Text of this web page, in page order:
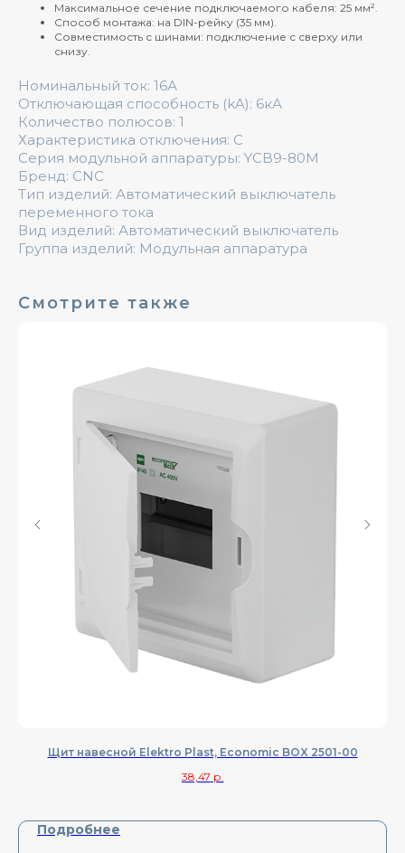
Максимальное сечение подключаемого кабеля: 25 мм².
Способ монтажа: на DIN-рейку (35 мм).
Совместимость с шинами: подключение с сверху или
снизу.
Номинальный ток: 16А
Отключающая способность (kA): 6кА
Количество полюсов: 1
Характеристика отключения: C
Серия модульной аппаратуры: YCB9-80M
Бренд: CNC
Тип изделий: Автоматический выключатель
переменного тока
Вид изделий: Автоматический выключатель
Группа изделий: Модульная аппаратура
Смотрите также
Щит навесной Elektro Plast, Economic BOX 2501-00
38,47 р.
Подробнее